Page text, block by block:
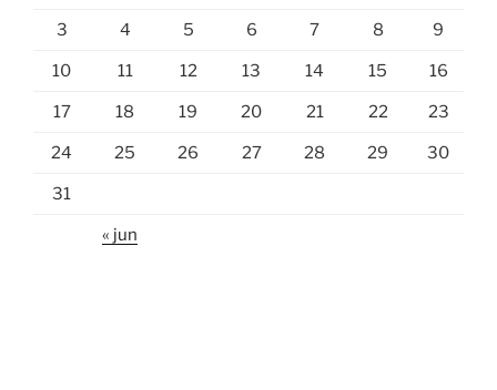
3 4 5 6 7 8 9
10 11 12 13 14 15 16
17 18 19 20 21 22 23
24 25 26 27 28 29 30
31
« jun